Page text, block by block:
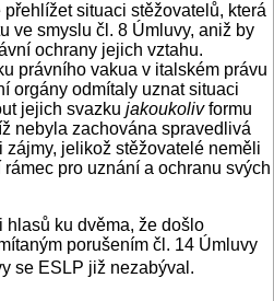
přehlížet situaci stěžovatelů, která
ve smyslu čl. 8 Úmluvy, aniž by
ochrany jejich vztahu.
právního vakua v italském právu
orgány odmítaly uznat situaci
jejich svazku jakoukolivformu
nebyla zachována spravedlivá
jelikož stěžovatelé neměli
pro uznání a ochranu svých
hlasů ku dvěma, že došlo
porušením čl. 14 Úmluvy
se ESLP již nezabýval.